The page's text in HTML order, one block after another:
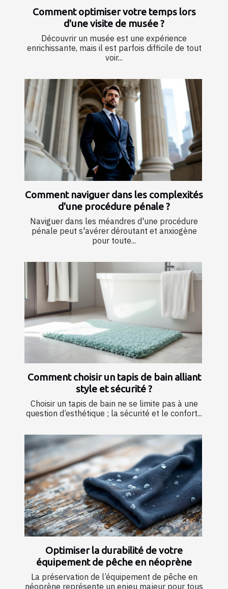
Comment optimiser votre temps lors
d'une visite de musée ?
Découvrir un musée est une expérience
enrichissante, mais il est parfois difficile de tout
voir...
Comment naviguer dans les complexités
d'une procédure pénale ?
Naviguer dans les méandres d'une procédure
pénale peut s'avérer déroutant et anxiogène
pour toute...
Comment choisir un tapis de bain alliant
style et sécurité ?
Choisir un tapis de bain ne se limite pas à une
question d’esthétique ; la sécurité et le confort...
Optimiser la durabilité de votre
équipement de pêche en néoprène
La préservation de l’équipement de pêche en
néoprène représente un enjeu majeur pour tous